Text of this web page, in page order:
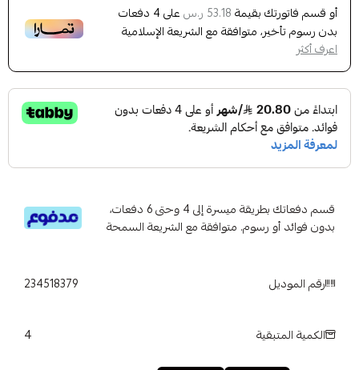
أو قسم فاتورتك بقيمة 53.18 ر.س على4 دفعات
بدون رسوم تأخير، متوافقة مع الشريعة الإسلامية
اعرف أكثر
قسم دفعاتك بطريقة ميسرة إلى 4 وحتى 6 دفعات،
بدون فوائد أو رسوم. متوافقة مع الشريعة السمحة
رقم الموديل 234518379
الكمية المتبقية 4